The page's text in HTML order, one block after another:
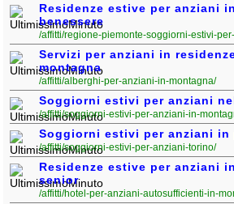
Residenze estive per anziani
benessere
/affitti/regione-piemonte-soggiorni-estivi-
Servizi per anziani in
montagna
/affitti/alberghi-per-anziani-in-montagna/
Soggiorni estivi per anziani
/affitti/soggiorni-estivi-per-anziani-in-
Soggiorni estivi per anziani
/affitti/soggiorni-estivi-per-anziani-torino/
Residenze estive per anziani
senior
/affitti/hotel-per-anziani-autosufficienti-in-